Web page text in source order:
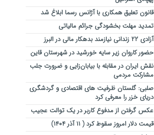
قانون تعلیق همکاری‌ با آژانس رسما ابلاغ شد
تمدید مهلت بخشودگی جرائم مالیاتی
آزادی ۲۲ زندانی نیازمند بدهکار مالی در البرز
حضور کاروان زیر سایه خورشید در شهرستان قاین
نقش ایران در مقابله با بیابان‌زایی و ضرورت جلب
مشارکت مردمی
صلبی: گلستان ظرفیت‌ های اقتصادی و گردشگری
دریای خزر را معرفی کرد
عکس گرفتن از مدفوع کاربر در یک توالت عجیب
قیمت دلار امروز سقوط کرد ( ۱۱ آذر ۱۴۰۴)